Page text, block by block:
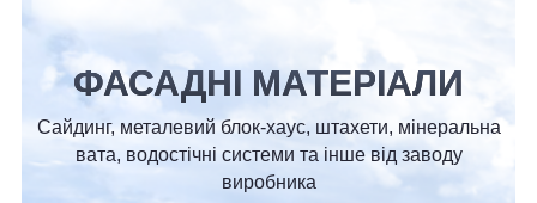
ФАСАДНІ МАТЕРІАЛИ
Сайдинг, металевий блок-хаус, штахети, мінеральна
вата, водостічні системи та інше від заводу
виробника